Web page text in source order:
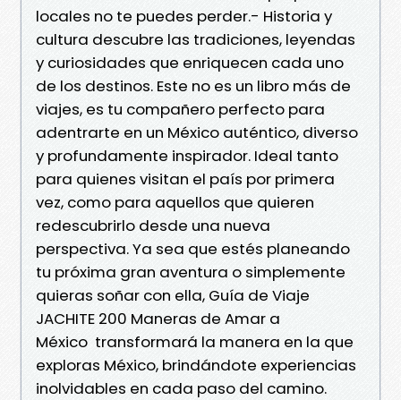
locales no te puedes perder.- Historia y
cultura descubre las tradiciones, leyendas
y curiosidades que enriquecen cada uno
de los destinos. Este no es un libro más de
viajes, es tu compañero perfecto para
adentrarte en un México auténtico, diverso
y profundamente inspirador. Ideal tanto
para quienes visitan el país por primera
vez, como para aquellos que quieren
redescubrirlo desde una nueva
perspectiva. Ya sea que estés planeando
tu próxima gran aventura o simplemente
quieras soñar con ella, Guía de Viaje
JACHITE 200 Maneras de Amar a
México transformará la manera en la que
exploras México, brindándote experiencias
inolvidables en cada paso del camino.